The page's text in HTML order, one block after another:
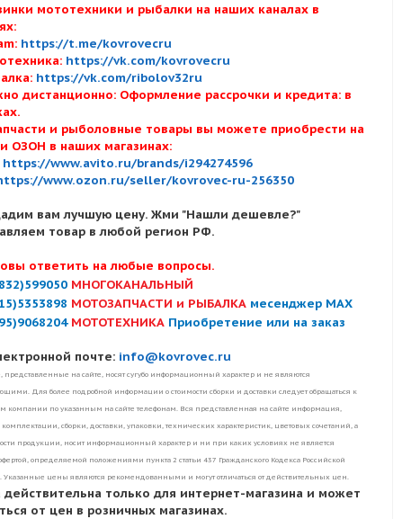
мототехники и рыбалки на наших каналах в
https://t.me/kovrovecru
https://vk.com/kovrovecru
https://vk.com/ribolov32ru
дистанционно: Оформление рассрочки и кредита: в
и рыболовные товары вы можете приобрести на
ОЗОН в наших магазинах:
https://www.avito.ru/brands/i294274596
www.ozon.ru/seller/kovrovec-ru-256350
вам лучшую цену. Жми "Нашли дешевле?"
товар в любой регион РФ.
ответить на любые вопросы.
МНОГОКАНАЛЬНЫЙ
МОТОЗАПЧАСТИ и РЫБАЛКА месенджер MAX
МОТОТЕХНИКА Приобретение или на заказ
почте: info@kovrovec.ru
на сайте, носят сугубо информационный характер и не являются
Для более подробной информации о стоимости сборки и доставки следует обращаться к
компании по указанным на сайте телефонам. Вся представленная на сайте информация,
сборки, доставки, упаковки, технических характеристик, цветовых сочетаний, а
продукции, носит информационный характер и ни при каких условиях не является
определяемой положениями пункта 2 статьи 437 Гражданского Кодекса Российской
цены являются рекомендованными и могут отличаться от действительных цен.
только для интернет-магазина и может
от цен в розничных магазинах.